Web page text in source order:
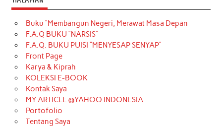
Buku “Membangun Negeri, Merawat Masa Depan
F.A.Q BUKU “NARSIS”
F.A.Q. BUKU PUISI “MENYESAP SENYAP”
Front Page
Karya & Kiprah
KOLEKSI E-BOOK
Kontak Saya
MY ARTICLE @YAHOO INDONESIA
Portofolio
Tentang Saya